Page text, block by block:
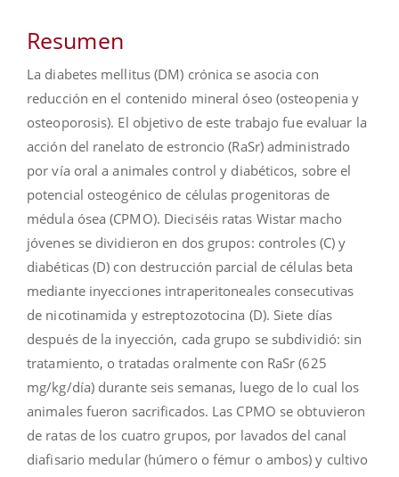
Resumen
La diabetes mellitus (DM) crónica se asocia con
reducción en el contenido mineral óseo (osteopenia y
osteoporosis). El objetivo de este trabajo fue evaluar la
acción del ranelato de estroncio (RaSr) administrado
por vía oral a animales control y diabéticos, sobre el
potencial osteogénico de células progenitoras de
médula ósea (CPMO). Dieciséis ratas Wistar macho
jóvenes se dividieron en dos grupos: controles (C) y
diabéticas (D) con destrucción parcial de células beta
mediante inyecciones intraperitoneales consecutivas
de nicotinamida y estreptozotocina (D). Siete días
después de la inyección, cada grupo se subdividió: sin
tratamiento, o tratadas oralmente con RaSr (625
mg/kg/día) durante seis semanas, luego de lo cual los
animales fueron sacrificados. Las CPMO se obtuvieron
de ratas de los cuatro grupos, por lavados del canal
diafisario medular (húmero o fémur o ambos) y cultivo